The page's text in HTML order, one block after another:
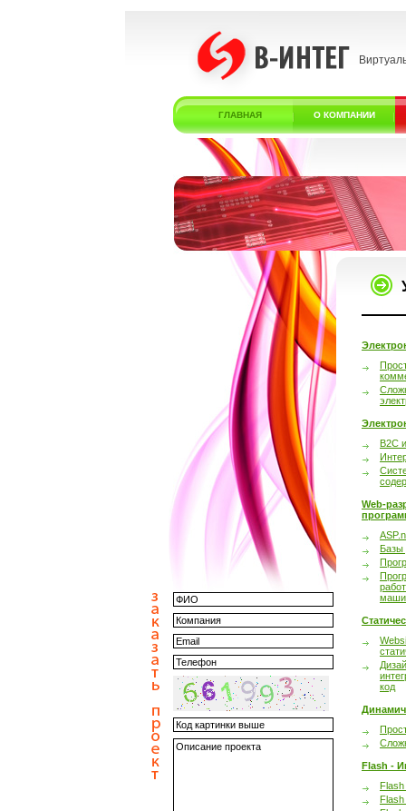
ГЛАВНАЯ О КОМПАНИИ
B2C
Web-
Базы
код
Flash -
Flash